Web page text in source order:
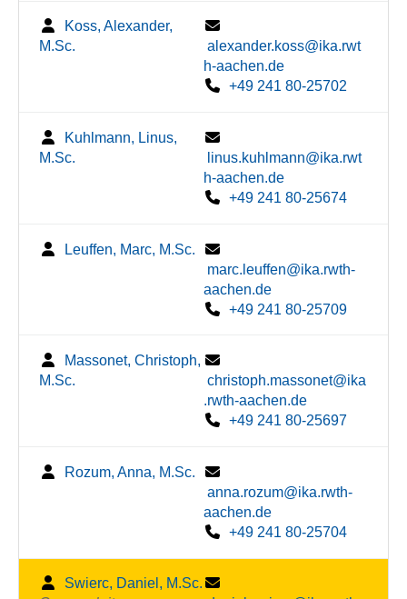
Koss, Alexander,
M.Sc.
alexander.koss@ika.rwt
h-aachen.de
+49 241 80-25702
Kuhlmann, Linus,
M.Sc.
linus.kuhlmann@ika.rwt
h-aachen.de
+49 241 80-25674
Leuffen, Marc, M.Sc.
marc.leuffen@ika.rwth-
aachen.de
+49 241 80-25709
Massonet, Christoph,
M.Sc.
christoph.massonet@ika
.rwth-aachen.de
+49 241 80-25697
Rozum, Anna, M.Sc.
anna.rozum@ika.rwth-
aachen.de
+49 241 80-25704
Swierc, Daniel, M.Sc.